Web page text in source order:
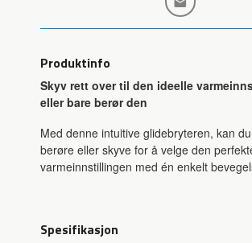
Produktinfo
Skyv rett over til den ideelle
eller bare berør den
Med denne intuitive glidebryteren, kan
berøre eller skyve for å velge den
varmeinnstillingen med én enkelt
Spesifikasjon